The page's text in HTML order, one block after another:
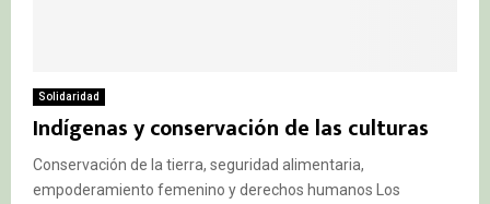
Solidaridad
Indígenas y conservación de las culturas
Conservación de la tierra, seguridad alimentaria,
empoderamiento femenino y derechos humanos Los